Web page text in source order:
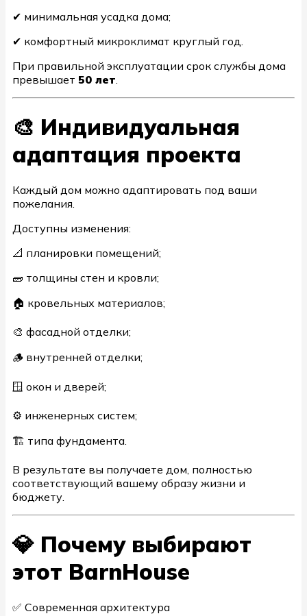
✔ минимальная усадка дома;
✔ комфортный микроклимат круглый год.
При правильной эксплуатации срок службы дома
превышает 50 лет.
🎨 Индивидуальная
адаптация проекта
Каждый дом можно адаптировать под ваши
пожелания.
Доступны изменения:
📐 планировки помещений;
🧱 толщины стен и кровли;
🏠 кровельных материалов;
🎨 фасадной отделки;
🪵 внутренней отделки;
🪟 окон и дверей;
⚙ инженерных систем;
🏗 типа фундамента.
В результате вы получаете дом, полностью
соответствующий вашему образу жизни и
бюджету.
💎 Почему выбирают
этот BarnHouse
✅ Современная архитектура